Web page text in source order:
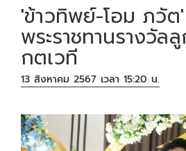
'ข้าวทิพย์-โอม ภวัต'
พระราชทานรางวั
กตเวที
13 สิงหาคม 2567 เวลา 15:20 น.